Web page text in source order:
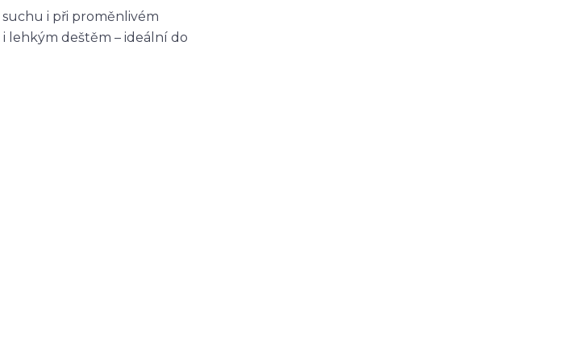
i při proměnlivém
lehkým deštěm – ideální do